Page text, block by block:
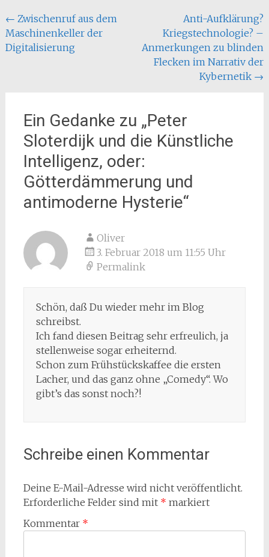
Beitragsnavigation
← Zwischenruf aus dem
Maschinenkeller der
Digitalisierung
Anti-Aufklärung?
Kriegstechnologie? –
Anmerkungen zu blinden
Flecken im Narrativ der
Kybernetik →
Ein Gedanke zu „Peter
Sloterdijk und die Künstliche
Intelligenz, oder:
Götterdämmerung und
antimoderne Hysterie“
Oliver
3. Februar 2018 um 11:55 Uhr
Permalink
Schön, daß Du wieder mehr im Blog
schreibst.
Ich fand diesen Beitrag sehr erfreulich, ja
stellenweise sogar erheiternd.
Schon zum Frühstückskaffee die ersten
Lacher, und das ganz ohne „Comedy“. Wo
gibt’s das sonst noch?!
Schreibe einen Kommentar
Deine E-Mail-Adresse wird nicht veröffentlicht.
Erforderliche Felder sind mit * markiert
Kommentar *